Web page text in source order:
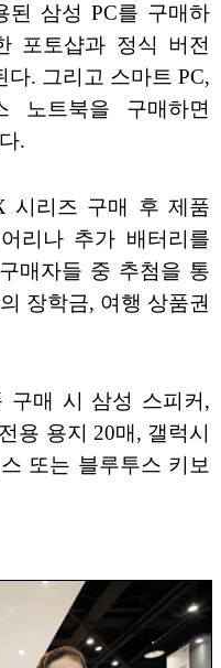
된 삼성 PC를 구매하
포토샵과 정식 버전
다. 그리고 스마트 PC,
노트북을 구매하면
.
시리즈 구매 후 제품
리나 추가 배터리를
매자들 중 추첨을 통
장학금, 여행 상품권
구매 시 삼성 스피커,
용 용지 20매, 갤럭시
또는 블루투스 키보